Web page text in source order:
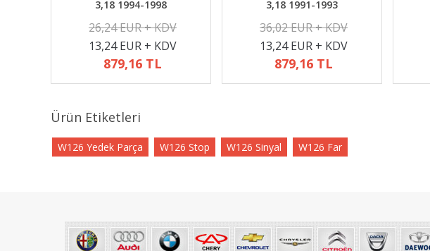
3,18 1994-1998
26,24 EUR + KDV
13,24 EUR + KDV
879,16 TL
3,18 1991-1993
36,02 EUR + KDV
13,24 EUR + KDV
879,16 TL
Ürün Etiketleri
W126 Yedek Parça W126 Stop W126 Sinyal W126 Far